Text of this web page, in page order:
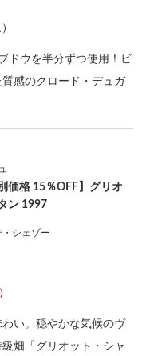
ドウを半分ずつ使用！ビ
感のクロード・デュガ
価格 15％OFF】グリオ
ン 1997
・シェゾー
い。穏やかな気候のヴ
畑「グリオット・シャ